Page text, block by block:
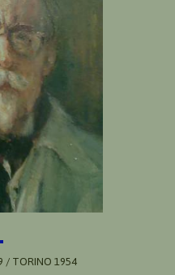
/ TORINO 1954